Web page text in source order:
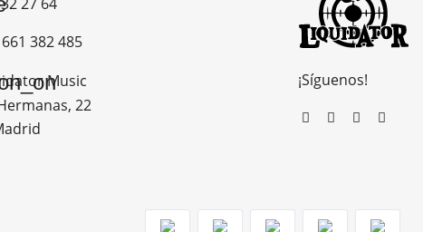
382 485
Music
22
¡Síguenos!